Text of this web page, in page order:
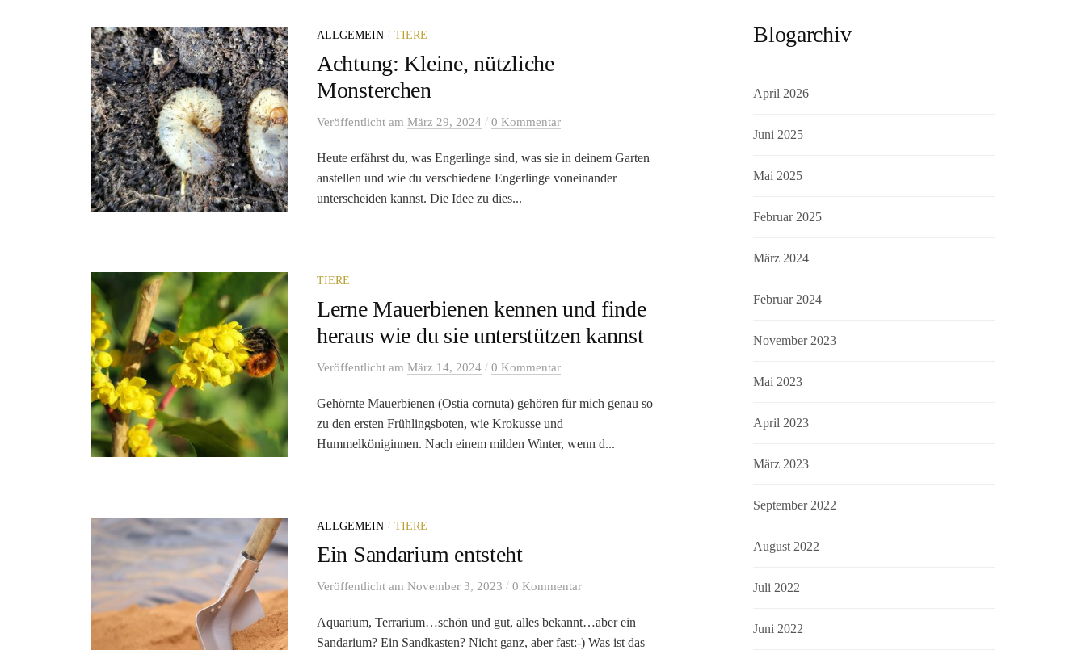
ALLGEMEIN / TIERE
Achtung: Kleine, nützliche
Monsterchen
Veröffentlicht am März 29, 2024 / 0 Kommentar
Heute erfährst du, was Engerlinge sind, was sie in deinem Garten
anstellen und wie du verschiedene Engerlinge voneinander
unterscheiden kannst. Die Idee zu dies...
TIERE
Lerne Mauerbienen kennen und finde
heraus wie du sie unterstützen kannst
Veröffentlicht am März 14, 2024 / 0 Kommentar
Gehörnte Mauerbienen (Ostia cornuta) gehören für mich genau so
zu den ersten Frühlingsboten, wie Krokusse und
Hummelköniginnen. Nach einem milden Winter, wenn d...
ALLGEMEIN / TIERE
Ein Sandarium entsteht
Veröffentlicht am November 3, 2023 / 0 Kommentar
Aquarium, Terrarium…schön und gut, alles bekannt…aber ein
Sandarium? Ein Sandkasten? Nicht ganz, aber fast:-) Was ist das
Blogarchiv
April 2026
Juni 2025
Mai 2025
Februar 2025
März 2024
Februar 2024
November 2023
Mai 2023
April 2023
März 2023
September 2022
August 2022
Juli 2022
Juni 2022